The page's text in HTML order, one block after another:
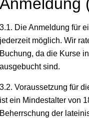
3.1. Die Anmeldung für
jederzeit möglich. Wir
Buchung, da die Kurse
ausgebucht sind.
3.2. Voraussetzung für
ist ein Mindestalter von
Beherrschung der